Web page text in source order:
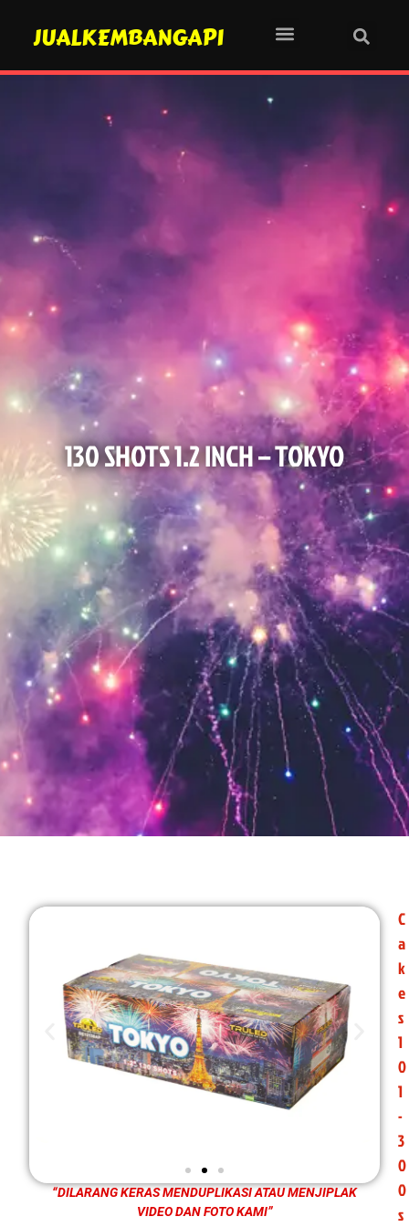
JUALKEMBANGAPI
130 SHOTS 1.2 INCH – TOKYO
“DILARANG KERAS MENDUPLIKASI ATAU MENJIPLAK
VIDEO DAN FOTO KAMI”
C
a
k
e
s
1
0
1
-
3
0
0
s